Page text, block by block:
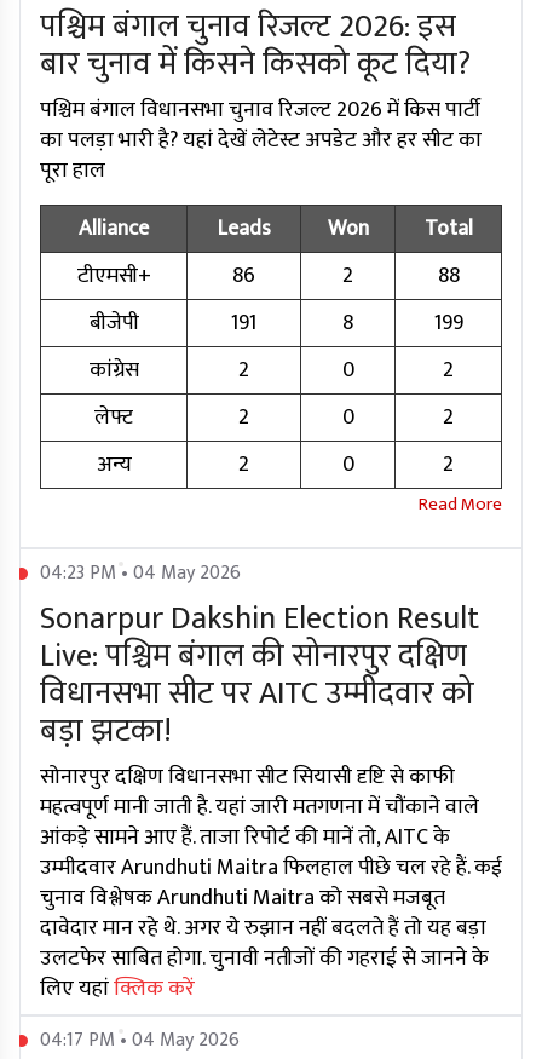
पश्चिम बंगाल चुनाव रिजल्ट 2026: इस
बार चुनाव में किसने किसको कूट दिया?
पश्चिम बंगाल विधानसभा चुनाव रिजल्ट 2026 में किस पार्टी
का पलड़ा भारी है? यहां देखें लेटेस्ट अपडेट और हर सीट का
पूरा हाल
Alliance
Leads Won
Total
टीएमसी+
86 2
88
बीजेपी
191 8
199
कांग्रेस
2 0
2
लेफ्ट
2 0
2
अन्य
2 0 2
04:23 PM • 04 May 2026
Sonarpur Dakshin Election Result
Live: पश्चिम बंगाल की सोनारपुर दक्षिण
विधानसभा सीट पर AITC उम्मीदवार को
बड़ा झटका!
सोनारपुर दक्षिण विधानसभा सीट सियासी दृष्टि से काफी
महत्वपूर्ण मानी जाती है. यहां जारी मतगणना में चौंकाने वाले
आंकड़े सामने आए हैं. ताजा रिपोर्ट की मानें तो, AITC के
उम्मीदवार Arundhuti Maitra फिलहाल पीछे चल रहे हैं. कई
चुनाव विश्लेषक Arundhuti Maitra को सबसे मजबूत
दावेदार मान रहे थे. अगर ये रुझान नहीं बदलते हैं तो यह बड़ा
उलटफेर साबित होगा. चुनावी नतीजों की गहराई से जानने के
लिए यहांक्लिक करें
04:17 PM • 04 May 2026